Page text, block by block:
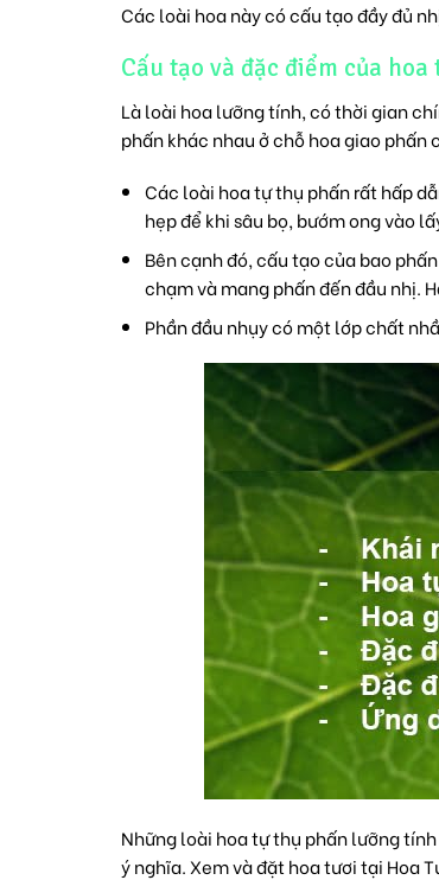
Các loài hoa này có cấu tạo đầy đủ
Cấu tạo và đặc điểm của
Là loài hoa lưỡng tính, có thời gian
phấn khác nhau ở chỗ hoa giao phấn
Các loài hoa tự thụ phấn rất hấp
hẹp để khi sâu bọ, bướm ong vào
Bên cạnh đó, cấu tạo của bao
chạm và mang phấn đến đầu nhị.
Phần đầu nhụy có một lớp chất
Những loài hoa tự thụ phấn lưỡng
ý nghĩa. Xem và đặt hoa tươi tại Hoa